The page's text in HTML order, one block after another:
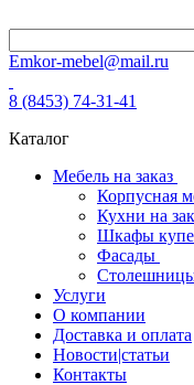
Emkor-mebel@mail.ru
8 (8453) 74-31-41
Каталог
Мебель на заказ
Корпусная
Кухни на
Шкафы купе
Фасады
Услуги
О компании
Доставка и оплата
Новости|статьи
Контакты